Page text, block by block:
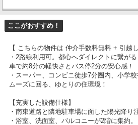
ここがおすすめ！
【 こちらの物件は 仲介手数料無料 + 引越
・2路線利用可。都心へダイレクトに繋が
車で約8分の軽快さとバス停2分の安心感！
・スーパー、コンビニ徒歩7分圏内、小学
ムーズに回る、ゆとりの住環境！
【充実した設備仕様】
・南東道路と隣地駐車場に面した陽光降り
・浴室、洗面室、バルコニーが2階に集約